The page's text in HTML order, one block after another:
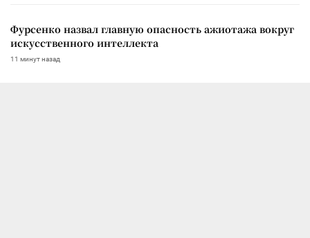
Фурсенко назвал главную опасность ажиотажа вокруг
искусственного интеллекта
11 минут назад